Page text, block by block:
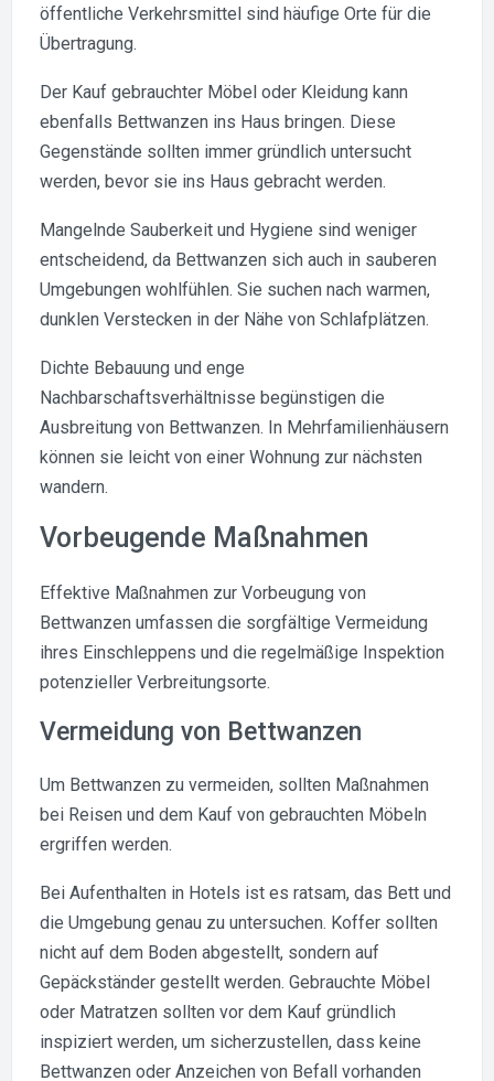
öffentliche Verkehrsmittel sind häufige Orte für die
Übertragung.
Der Kauf gebrauchter Möbel oder Kleidung kann
ebenfalls Bettwanzen ins Haus bringen. Diese
Gegenstände sollten immer gründlich untersucht
werden, bevor sie ins Haus gebracht werden.
Mangelnde Sauberkeit und Hygiene sind weniger
entscheidend, da Bettwanzen sich auch in sauberen
Umgebungen wohlfühlen. Sie suchen nach warmen,
dunklen Verstecken in der Nähe von Schlafplätzen.
Dichte Bebauung und enge
Nachbarschaftsverhältnisse begünstigen die
Ausbreitung von Bettwanzen. In Mehrfamilienhäusern
können sie leicht von einer Wohnung zur nächsten
wandern.
Vorbeugende Maßnahmen
Effektive Maßnahmen zur Vorbeugung von
Bettwanzen umfassen die sorgfältige Vermeidung
ihres Einschleppens und die regelmäßige Inspektion
potenzieller Verbreitungsorte.
Vermeidung von Bettwanzen
Um Bettwanzen zu vermeiden, sollten Maßnahmen
bei Reisen und dem Kauf von gebrauchten Möbeln
ergriffen werden.
Bei Aufenthalten in Hotels ist es ratsam, das Bett und
die Umgebung genau zu untersuchen. Koffer sollten
nicht auf dem Boden abgestellt, sondern auf
Gepäckständer gestellt werden. Gebrauchte Möbel
oder Matratzen sollten vor dem Kauf gründlich
inspiziert werden, um sicherzustellen, dass keine
Bettwanzen oder Anzeichen von Befall vorhanden